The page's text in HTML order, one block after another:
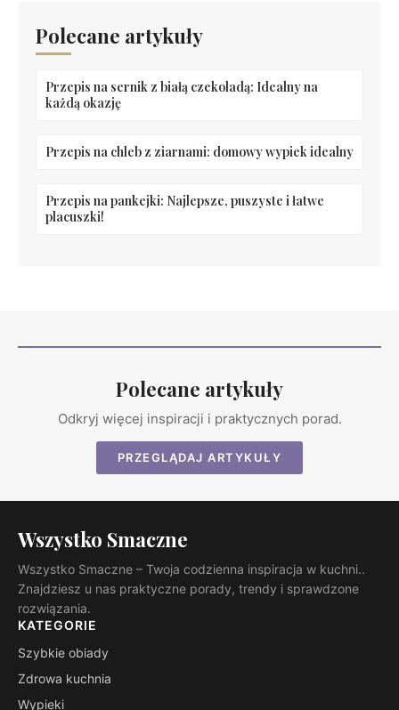
Polecane artykuły
Przepis na sernik z białą czekoladą: Idealny na
każdą okazję
Przepis na chleb z ziarnami: domowy wypiek idealny
Przepis na pankejki: Najlepsze, puszyste i łatwe
placuszki!
Polecane artykuły
Odkryj więcej inspiracji i praktycznych porad.
PRZEGLĄDAJ ARTYKUŁY
Wszystko Smaczne
Wszystko Smaczne – Twoja codzienna inspiracja w kuchni..
Znajdziesz u nas praktyczne porady, trendy i sprawdzone
rozwiązania.
KATEGORIE
Szybkie obiady
Zdrowa kuchnia
Wypieki